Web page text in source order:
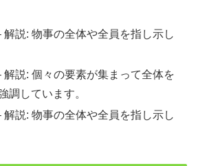
解説: 物事の全体や全員を指し示し
解説: 個々の要素が集まって全体を
調しています。
解説: 物事の全体や全員を指し示し